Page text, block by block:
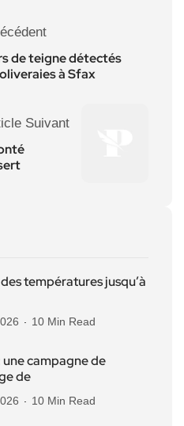
de teigne détectés
à Sfax
Suivant
températures jusqu’à
10 Min Read
une campagne de
de
10 Min Read